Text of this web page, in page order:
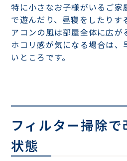
特に小さなお子様がいるご家
で遊んだり、昼寝をしたりす
アコンの風は部屋全体に広が
ホコリ感が気になる場合は、
いところです。
フィルター掃除
状態